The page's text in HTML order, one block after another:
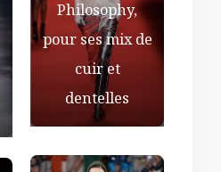
Philosophy,
pour ses mix de
cuir et
dentelles